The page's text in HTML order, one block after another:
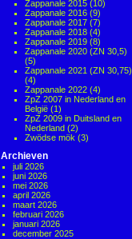
Zappanale 2015 (10)
Zappanale 2016 (9)
Zappanale 2017 (7)
Zappanale 2018 (4)
Zappanale 2019 (8)
Zappanale 2020 (ZN 30,5)
(5)
Zappanale 2021 (ZN 30,75)
(4)
Zappanale 2022 (4)
ZpZ 2007 in Nederland en
België (1)
ZpZ 2009 in Duitsland en
Nederland (2)
Zwödse mök (3)
Archieven
juli 2026
juni 2026
mei 2026
april 2026
maart 2026
februari 2026
januari 2026
december 2025